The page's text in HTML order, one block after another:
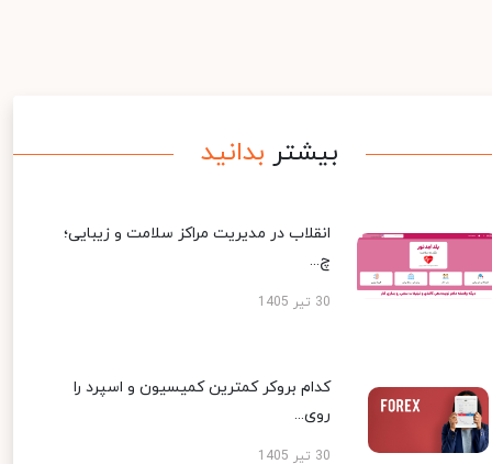
بیشتر بدانید
انقلاب در مدیریت مراکز سلامت و زیبایی؛
چ...
30 تیر 1405
کدام بروکر کمترین کمیسیون و اسپرد را
روی...
30 تیر 1405